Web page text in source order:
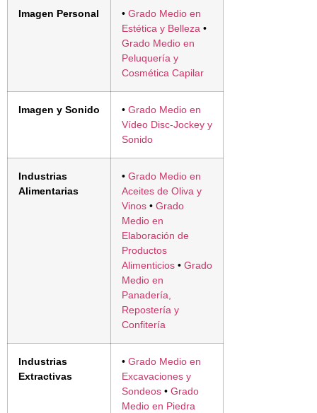
Imagen Personal • Grado Medio en
Estética y Belleza •
Grado Medio en
Peluquería y
Cosmética Capilar
Imagen y Sonido • Grado Medio en
Vídeo Disc-Jockey y
Sonido
Industrias
Alimentarias
• Grado Medio en
Aceites de Oliva y
Vinos • Grado
Medio en
Elaboración de
Productos
Alimenticios • Grado
Medio en
Panadería,
Repostería y
Confitería
Industrias
Extractivas
• Grado Medio en
Excavaciones y
Sondeos • Grado
Medio en Piedra